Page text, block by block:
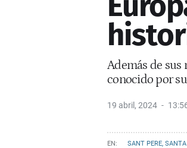
Además de
conocido por
19 abril, 2024
SANT PERE,